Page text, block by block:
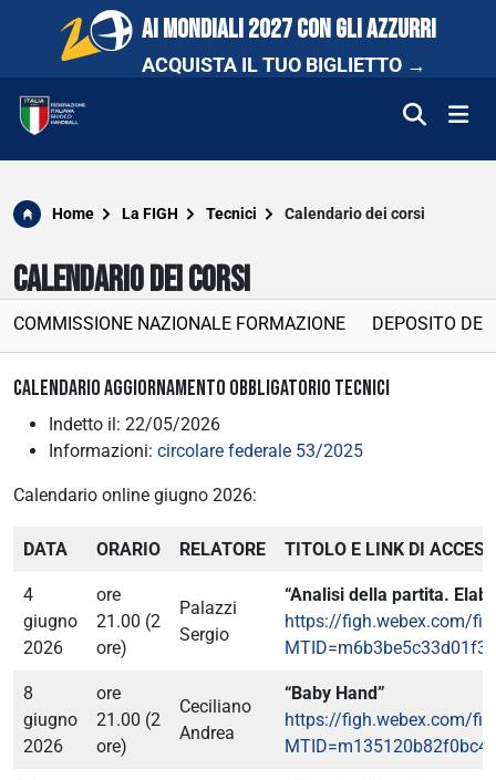
AI MONDIALI 2027 CON GLI AZZURRI
ACQUISTA IL TUO BIGLIETTO →
COMPETIZIONI
NEWS
MEDIA
UTILITÀ
Home La FIGH Tecnici Calendario dei corsi
CALENDARIO DEI CORSI
COMMISSIONE NAZIONALE FORMAZIONE DEPOSITO
CALENDARIO AGGIORNAMENTO OBBLIGATORIO TECNICI
Indetto il: 22/05/2026
Informazioni: circolare federale 53/2025
Calendario online giugno 2026:
DATA ORARIO RELATORE TITOLO E LINK DI
4
giugno
2026
ore
21.00 (2
ore)
Palazzi
Sergio
“Analisi della partita.
https://figh.webex.com/
8
giugno
2026
ore
21.00 (2
ore)
Ceciliano
Andrea
“Baby Hand”
https://figh.webex.com/